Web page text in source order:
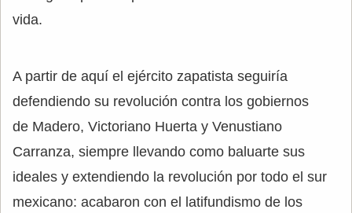
vida.
A partir de aquí el ejército zapatista seguiría
defendiendo su revolución contra los gobiernos
de Madero, Victoriano Huerta y Venustiano
Carranza, siempre llevando como baluarte sus
ideales y extendiendo la revolución por todo el sur
mexicano: acabaron con el latifundismo de los